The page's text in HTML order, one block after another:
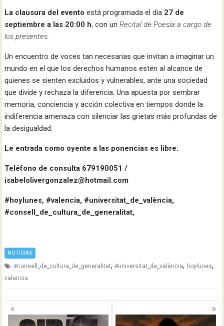
La clausura del evento está programada el día 27 de
septiembre a las 20:00 h, con unRecital de Poesía a cargo de
los presentes.
Un encuentro de voces tan necesarias que invitan a imaginar un
mundo en el que los derechos humanos estén al alcance de
quienes se sienten excluidos y vulnerables, ante una sociedad
que divide y rechaza la diferencia. Una apuesta por sembrar
memoria, conciencia y acción colectiva en tiempos donde la
indiferencia amenaza con silenciar las grietas más profundas de
la desigualdad.
Le entrada como oyente a las ponencias es libre.
Teléfono de consulta 679190051 /
isabelolivergonzalez@hotmail.com
#hoylunes, #valencia, #universitat_de_valència,
#consell_de_cultura_de_generalitat,
NOTICIAS
#consell_de_cultura_de_generalitat,#universitat_de_valència, hoylunes,
valencia
Navegación
de